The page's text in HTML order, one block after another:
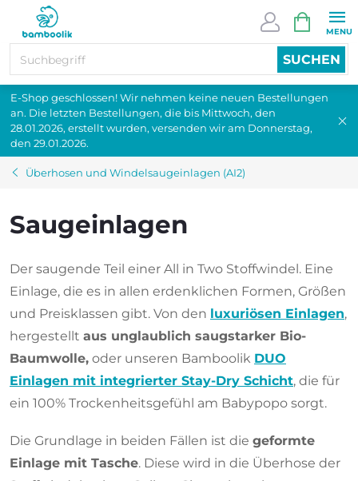
Inhalt
springen
SUCHEN
E-Shop geschlossen! Wir nehmen keine neuen Bestellungen
an. Die letzten Bestellungen, die bis Mittwoch, den
28.01.2026, erstellt wurden, versenden wir am Donnerstag,
den 29.01.2026.
Überhosen und Windelsaugeinlagen (AI2)
Saugeinlagen
Der saugende Teil einer All in Two Stoffwindel. Eine
Einlage, die es in allen erdenklichen Formen, Größen
und Preisklassen gibt. Von den luxuriösen Einlagen,
hergestellt aus unglaublich saugstarker Bio-
Baumwolle, oder unseren Bamboolik DUO
Einlagen mit integrierter Stay-Dry Schicht, die für
ein 100% Trockenheitsgefühl am Babypopo sorgt.
Die Grundlage in beiden Fällen ist die geformte
Einlage mit Tasche. Diese wird in die Überhose der